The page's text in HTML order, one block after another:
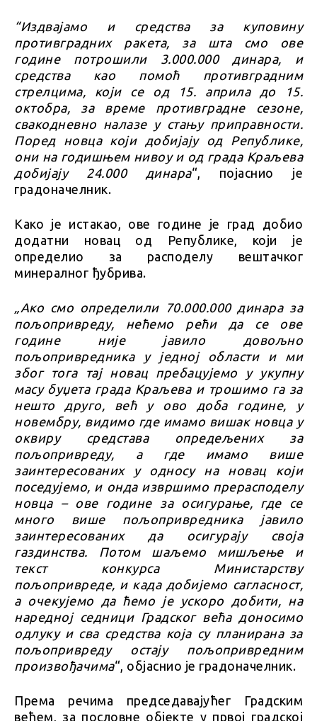
“Издвајамо и средства за куповину
противградних ракета, за шта смо ове
године потрошили 3.000.000 динара, и
средства као помоћ противградним
стрелцима, који сe од 15. априла до 15.
октобра, за време противградне сезоне,
свакодневно налазе у стању приправности.
Поред новца који добијају од Републике,
они на годишњем нивоу и од града Краљева
добијају 24.000 динара“, појаснио је
градоначелник.
Како је истакао, ове године је град добио
додатни новац од Републике, који је
определио за расподелу вештачког
минералног ђубрива.
„Aко смо определили 70.000.000 динара за
пољопривреду, нећемо рећи да се ове
године није јавило довољно
пољопривредника у једној области и ми
због тога тај новац пребацујемо у укупну
масу буџета града Краљева и трошимо га за
нешто друго, већ у ово доба године, у
новембру, видимо где имамо вишак новца у
оквиру средстава опредељених за
пољопривреду, а где имамо више
заинтересованих у односу на новац који
поседујемо, и онда извршимо прерасподелу
новца – ове године за осигурање, где се
много више пољопривредника јавило
заинтересованих да осигурају своја
газдинства. Потом шаљемо мишљење и
текст конкурса Министарству
пољопривреде, и када добијемо сагласност,
а очекујемо да ћемо је ускоро добити, на
наредној седници Градског већа доносимо
одлуку и сва средства која су планирана за
пољопривреду остају пољопривредним
произвођачима“, објаснио је градоначелник.
Према речима председавајућег Градским
већем, за пословне објекте у првој градској